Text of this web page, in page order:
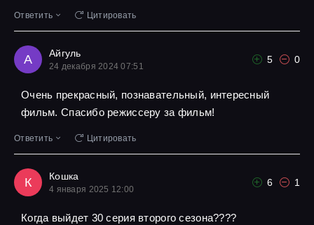
Ответить Цитировать
А Айгуль
24 декабря 2024 07:51
5 0
Очень прекрасный, познавательный, интересный
фильм. Спасибо режиссеру за фильм!
Ответить Цитировать
К Кошка
4 января 2025 12:00
6 1
Когда выйдет 30 серия второго сезона????